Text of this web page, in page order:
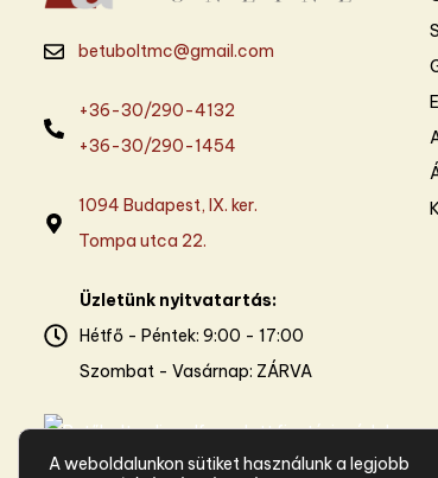
betuboltmc@gmail.com
+36-30/290-4132
+36-30/290-1454
1094 Budapest, IX. ker.
Tompa utca 22.
Üzletünk nyitvatartás:
Hétfő - Péntek: 9:00 - 17:00
Szombat - Vasárnap: ZÁRVA
A weboldalunkon sütiket használunk a legjobb